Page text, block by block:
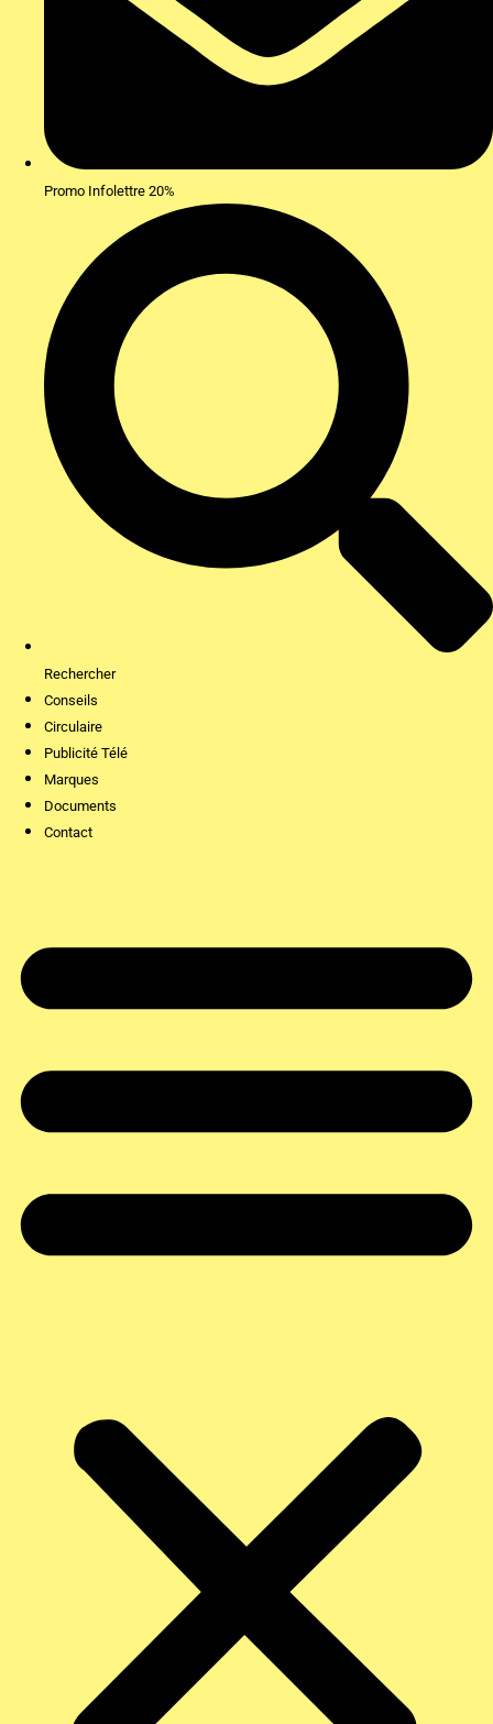
Promo Infolettre 20%
Rechercher
Conseils
Circulaire
Publicité Télé
Marques
Documents
Contact